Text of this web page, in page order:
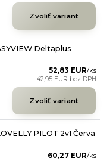
Zvoliť variant
Deltaplus
52,83 EUR/ks
42,95 EUR bez DPH
Zvoliť variant
PILOT 2v1 Červa
60,27 EUR/ks